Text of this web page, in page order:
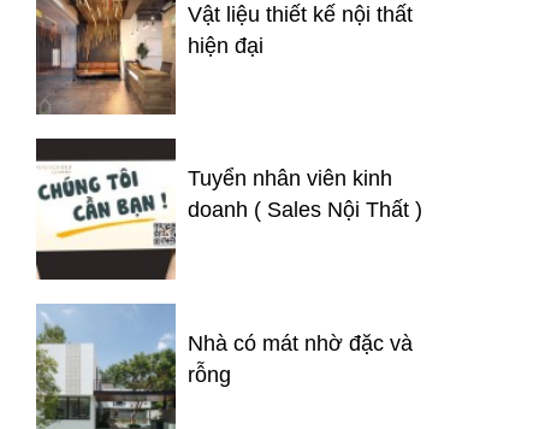
Vật liệu thiết kế nội thất
hiện đại
Tuyển nhân viên kinh
doanh ( Sales Nội Thất )
Nhà có mát nhờ đặc và
rỗng